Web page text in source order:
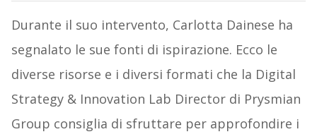
Durante il suo intervento, Carlotta Dainese ha
segnalato le sue fonti di ispirazione. Ecco le
diverse risorse e i diversi formati che la Digital
Strategy & Innovation Lab Director di Prysmian
Group consiglia di sfruttare per approfondire i